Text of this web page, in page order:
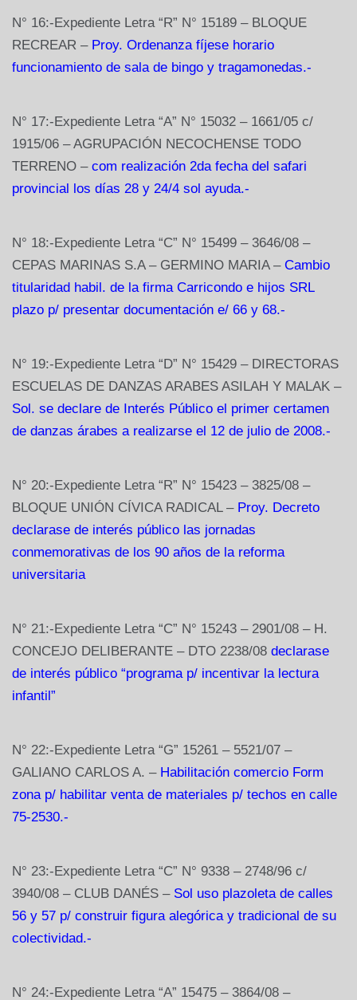
N° 16:-Expediente Letra “R” N° 15189 – BLOQUE
RECREAR – Proy. Ordenanza fíjese horario
funcionamiento de sala de bingo y tragamonedas.-
N° 17:-Expediente Letra “A” N° 15032 – 1661/05 c/
1915/06 – AGRUPACIÓN NECOCHENSE TODO
TERRENO – com realización 2da fecha del safari
provincial los días 28 y 24/4 sol ayuda.-
N° 18:-Expediente Letra “C” N° 15499 – 3646/08 –
CEPAS MARINAS S.A – GERMINO MARIA – Cambio
titularidad habil. de la firma Carricondo e hijos SRL
plazo p/ presentar documentación e/ 66 y 68.-
N° 19:-Expediente Letra “D” N° 15429 – DIRECTORAS
ESCUELAS DE DANZAS ARABES ASILAH Y MALAK –
Sol. se declare de Interés Público el primer certamen
de danzas árabes a realizarse el 12 de julio de 2008.-
N° 20:-Expediente Letra “R” N° 15423 – 3825/08 –
BLOQUE UNIÓN CÍVICA RADICAL – Proy. Decreto
declarase de interés público las jornadas
conmemorativas de los 90 años de la reforma
universitaria
N° 21:-Expediente Letra “C” N° 15243 – 2901/08 – H.
CONCEJO DELIBERANTE – DTO 2238/08 declarase
de interés público “programa p/ incentivar la lectura
infantil”
N° 22:-Expediente Letra “G” 15261 – 5521/07 –
GALIANO CARLOS A. – Habilitación comercio Form
zona p/ habilitar venta de materiales p/ techos en calle
75-2530.-
N° 23:-Expediente Letra “C” N° 9338 – 2748/96 c/
3940/08 – CLUB DANÉS – Sol uso plazoleta de calles
56 y 57 p/ construir figura alegórica y tradicional de su
colectividad.-
N° 24:-Expediente Letra “A” 15475 – 3864/08 –